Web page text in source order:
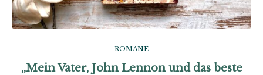
ROMANE
„Mein Vater, John Lennon und das beste